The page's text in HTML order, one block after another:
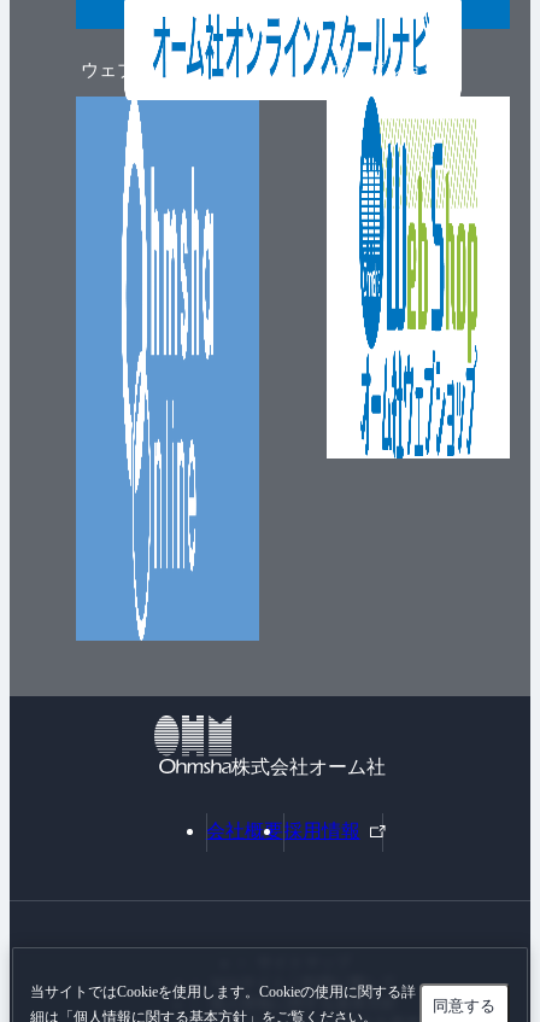
当サイトではCookieを使用します。Cookieの使用に関する詳
細は「 個人情報に関する基本方針 」をご覧ください。
同意する
ウェブマガジン ウェブショップ
株式会社オーム社
会社概要採用情報
外
部
ン
Webサイトご利用に際して
個人情報に関する基本方針